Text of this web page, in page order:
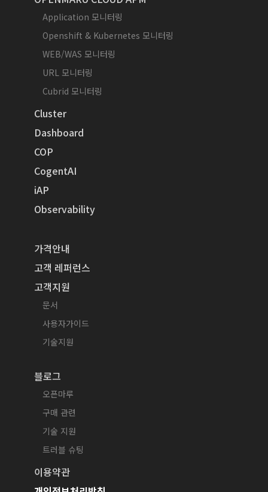
Application 모니터링
Openshift & Kubernetes 모니터링
WEB/WAS 모니터링
URL 모니터링
Cubrid 모니터링
Cluster
Dashboard
COP
CogentAI
iAP
Observability
가격안내
고객 레퍼런스
고객지원
문서
사용자가이드
기술지원
블로그
오픈마루
구매 관련
기술 지원
트러블 슈팅
이용약관